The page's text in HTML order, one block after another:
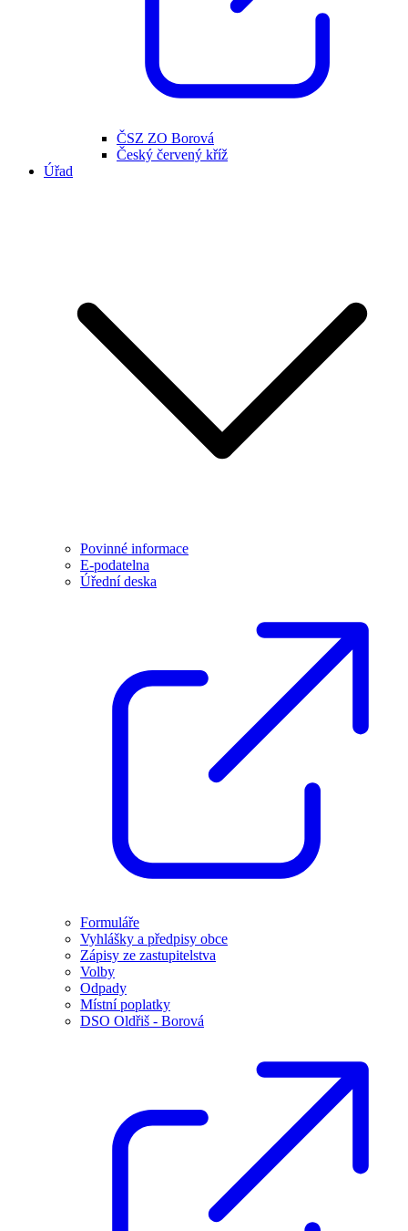
ČSZ ZO Borová
Český červený kříž
Úřad
Povinné informace
E-podatelna
Úřední deska
Formuláře
Vyhlášky a předpisy obce
Zápisy ze zastupitelstva
Volby
Odpady
Místní poplatky
DSO Oldřiš - Borová